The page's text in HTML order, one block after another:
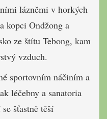
lázněmi v horkých
kopci Ondžong a
ze štítu Tebong, kam
vzduch.
sportovním náčiním a
léčebny a sanatoria
šťastně těší